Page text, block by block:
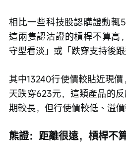
相比一些科技股認購證動輒
這兩隻認沽證的槓桿不算高
守型看淡」或「跌穿支持後
其中13240行使價較貼近現
天跌穿623元，這類產品的
期較長，但行使價較低、溢
熊證：距離很遠，槓桿不